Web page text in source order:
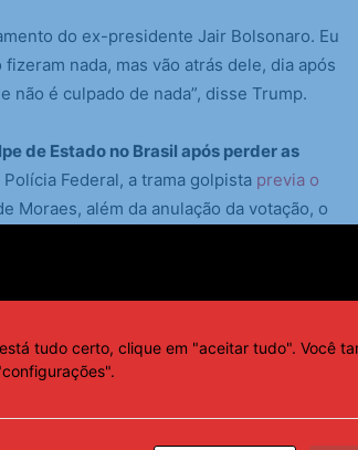
do ex-presidente Jair Bolsonaro. Eu
nada, mas vão atrás dele, dia após
não é culpado de nada”, disse Trump.
de Estado no Brasil após perder as
Polícia Federal, a trama golpista previa o
Moraes, além da anulação da votação, o
Armadas para sustentar seu plano. O
negam as denúncias.
Bolsonaro, sua família e milhares de
tudo certo, clique em "aceitar tudo". Você